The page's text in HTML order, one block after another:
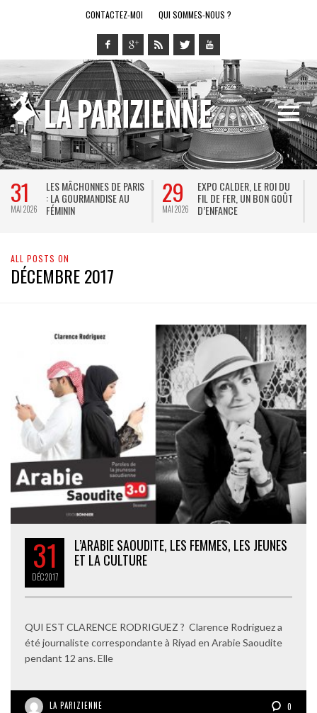
CONTACTEZ-MOI QUI SOMMES-NOUS ?
31
MAI 2026
LES MÂCHONNES DE PARIS
: LA GOURMANDISE AU
FÉMININ
29
MAI 2026
EXPO CALDER, LE ROI DU
FIL DE FER, UN BON GOÛT
D’ENFANCE
ALL POSTS ON
DÉCEMBRE 2017
31
DÉC2017
L’ARABIE SAOUDITE, LES FEMMES, LES JEUNES
ET LA CULTURE
QUI EST CLARENCE RODRIGUEZ ? Clarence Rodriguez a
été journaliste correspondante à Riyad en Arabie Saoudite
pendant 12 ans. Elle
LA PARIZIENNE 0